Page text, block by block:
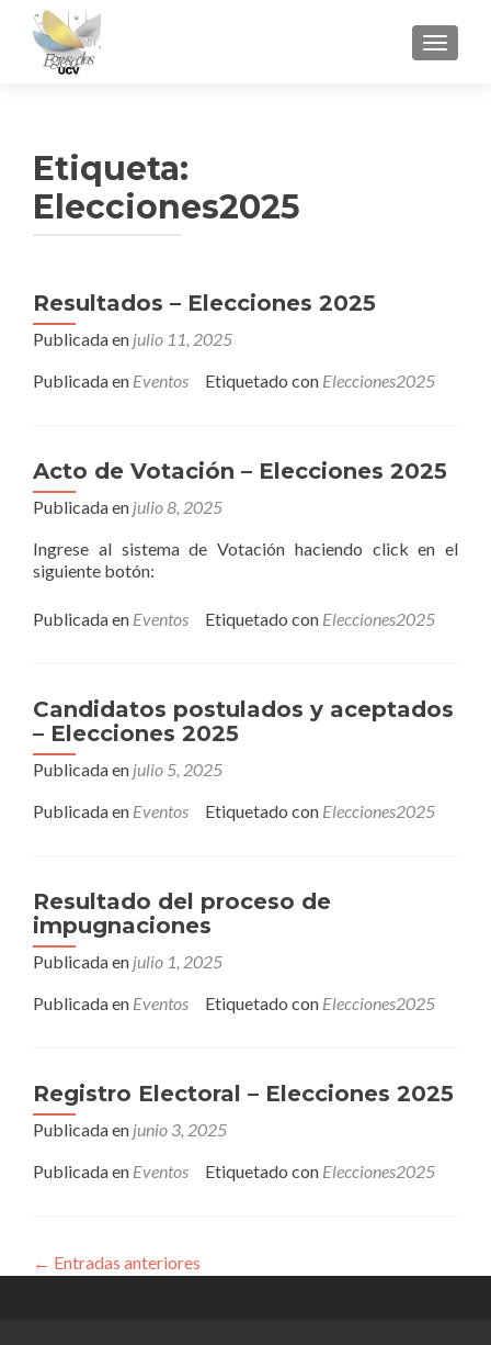
Etiqueta:
Elecciones2025
Resultados – Elecciones 2025
Publicada en julio 11, 2025
Publicada en Eventos Etiquetado con Elecciones2025
Acto de Votación – Elecciones 2025
Publicada en julio 8, 2025
Ingrese al sistema de Votación haciendo click en el
siguiente botón:
Publicada en Eventos Etiquetado con Elecciones2025
Candidatos postulados y aceptados
– Elecciones 2025
Publicada en julio 5, 2025
Publicada en Eventos Etiquetado con Elecciones2025
Resultado del proceso de
impugnaciones
Publicada en julio 1, 2025
Publicada en Eventos Etiquetado con Elecciones2025
Registro Electoral – Elecciones 2025
Publicada en junio 3, 2025
Publicada en Eventos Etiquetado con Elecciones2025
Navegación
de
entradas
← Entradas anteriores